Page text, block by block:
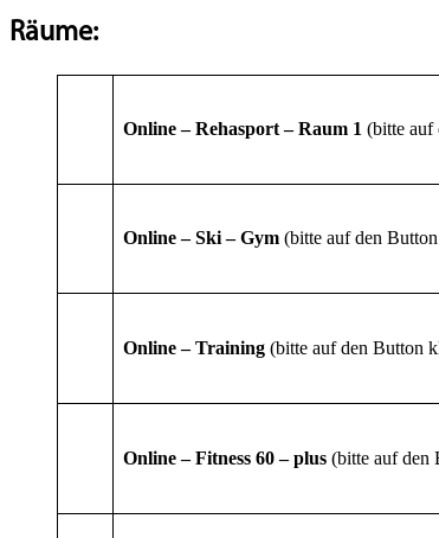
Räume:
Online – Rehasport – Raum 1 (bitte auf
Online – Ski – Gym (bitte auf den
Online – Training (bitte auf den Button
Online – Fitness 60 – plus (bitte auf den